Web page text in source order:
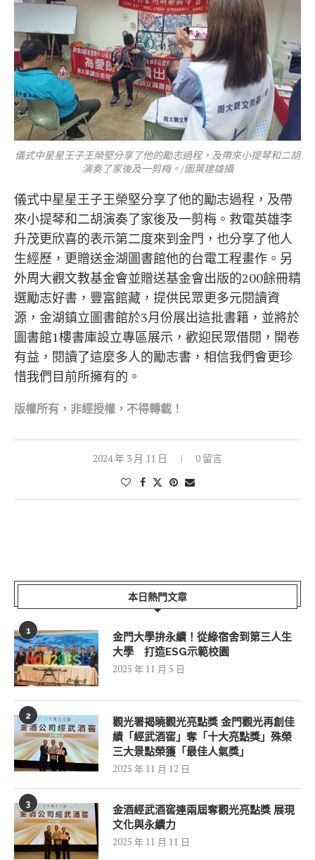
儀式中星星王子王榮堅分享了他的勵志過程，及帶來小提琴和二胡
演奏了家後及一剪梅。/圖葉建雄攝
儀式中星星王子王榮堅分享了他的勵志過程，及帶
來小提琴和二胡演奏了家後及一剪梅。救電英雄李
升茂更欣喜的表示第二度來到金門，也分享了他人
生經歷，更贈送金湖圖書館他的台電工程畫作。另
外周大觀文教基金會並贈送基金會出版的200餘冊精
選勵志好書，豐富館藏，提供民眾更多元閱讀資
源，金湖鎮立圖書館於3月份展出這批書籍，並將於
圖書館1樓書庫設立專區展示，歡迎民眾借閱，開卷
有益，閱讀了這麼多人的勵志書，相信我們會更珍
惜我們目前所擁有的。
版權所有，非經授權，不得轉載！
2024 年 3 月 11 日 0 留言
本日熱門文章
1
金門大學拚永續！從綠宿舍到第三人生
大學 打造ESG示範校園
2025 年 11 月 5 日
2
觀光署揭曉觀光亮點獎 金門觀光再創佳
績「經武酒窖」奪「十大亮點獎」殊榮
三大景點榮獲「最佳人氣獎」
2025 年 11 月 12 日
3
金酒經武酒窖連兩屆奪觀光亮點獎 展現
文化與永續力
2025 年 11 月 11 日